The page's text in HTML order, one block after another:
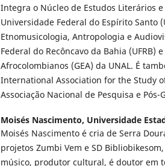
Integra o Núcleo de Estudos Literários
Universidade Federal do Espírito Santo
Etnomusicologia, Antropologia e
Federal do Recôncavo da Bahia (UFRB)
Afrocolombianos (GEA) da UNAL. É
International Association for the Study
Associação Nacional de Pesquisa e
Moisés Nascimento, Universidade
Moisés Nascimento é cria de Serra
projetos Zumbi Vem e SD
músico, produtor cultural, é doutor em